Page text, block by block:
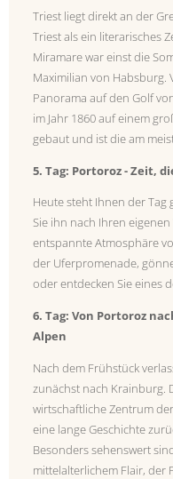
Triest liegt direkt an der
Triest als ein literarisches
Miramare war einst die
Maximilian von
Panorama auf den Golf
im Jahr 1860 auf einem
gebaut und ist die am
5. Tag: Portoroz - Zeit,
Heute steht Ihnen der Tag
Sie ihn nach Ihren
entspannte Atmosphäre
der Uferpromenade,
oder entdecken Sie eines
6. Tag: Von Portoroz
Alpen
Nach dem Frühstück
zunächst nach Krainburg.
wirtschaftliche Zentrum
eine lange Geschichte
Besonders sehenswert
mittelalterlichem Flair, der